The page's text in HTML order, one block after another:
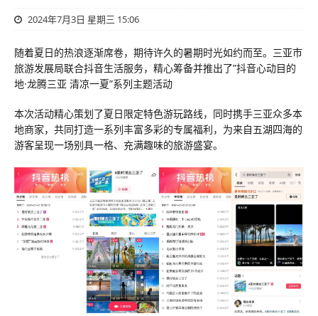
2024年7月3日 星期三 15:06
随着夏日的热浪逐渐席卷，期待许久的暑期时光如约而至。三亚市
旅游发展局联合抖音生活服务，精心筹备并推出了”抖音心动目的
地·龙腾三亚 清凉一夏”系列主题活动
本次活动精心策划了夏日限定特色游玩路线，同时携手三亚众多本
地商家，共同打造一系列丰富多彩的专属福利，为来自五湖四海的
游客呈现一场别具一格、充满趣味的旅游盛宴。